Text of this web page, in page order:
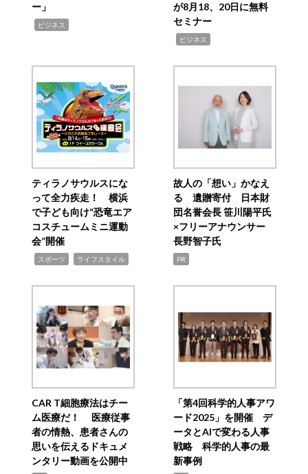
ー」
ビジネス
が8月18、20日に無料
セミナー
ビジネス
ティラノサウルスにな
って全力疾走！ 横浜
で子ども向け“恐竜エア
コスチュームミニ運動
会”開催
スポーツ ライフスタイル
故人の「想い」かなえ
る 遺贈寄付 日本財
団名誉会長 笹川陽平氏
×フリーアナウンサー
長野智子氏
PR
CAR T細胞療法はチー
ム医療だ！ 医療従事
者の情熱、患者さんの
思いを伝えるドキュメ
ンタリー動画を公開中
「第4回科学的人事アワ
ード2025」を開催 デ
ータとAIで変わる人事
戦略 科学的人事の最
新事例